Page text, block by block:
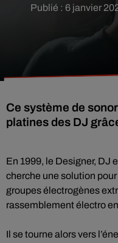
Publié : 6 janvier
Ce système de
platines des DJ
En 1999, le Designer, DJ
cherche une solution
groupes électrogènes
rassemblement électro
Il se tourne alors vers